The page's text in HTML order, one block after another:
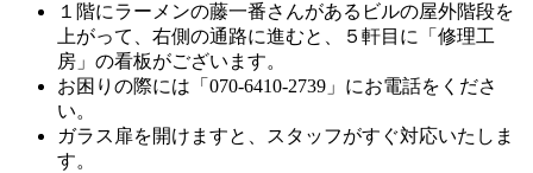
１階にラーメンの藤一番さんがあるビルの屋外階段を
上がって、右側の通路に進むと、５軒目に「修理工
房」の看板がございます。
お困りの際には「070-6410-2739」にお電話をくださ
い。
ガラス扉を開けますと、スタッフがすぐ対応いたしま
す。